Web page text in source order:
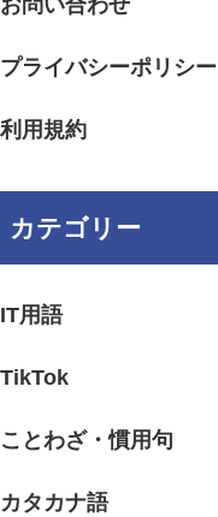
プライバシーポリシー
利用規約
カテゴリー
IT用語
TikTok
ことわざ・慣用句
カタカナ語